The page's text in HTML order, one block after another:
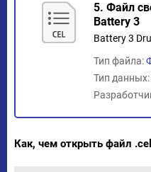
5. Файл
Battery 3
Battery 3
Тип файла:
Тип данных:
Как, чем открыть файл